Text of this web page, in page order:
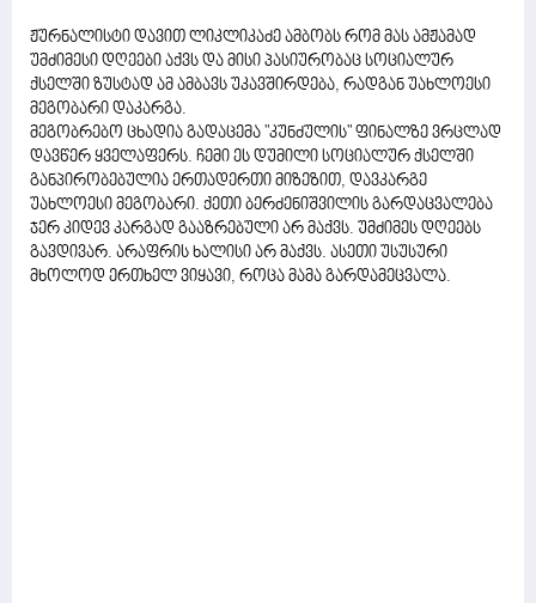
ჟურნალისტი დავით ლიკლიკაძე ამბობს რომ მას ამჟამად
უმძიმესი დღეები აქვს და მისი პასიურობაც სოციალურ
ქსელში ზუსტად ამ ამბავს უკავშირდება, რადგან უახლოესი
მეგობარი დაკარგა.
მეგობრებო ცხადია გადაცემა "კუნძულის" ფინალზე ვრცლად
დავწერ ყველაფერს. ჩემი ეს დუმილი სოციალურ ქსელში
განპირობებულია ერთადერთი მიზეზით, დავკარგე
უახლოესი მეგობარი. ქეთი ბერძენიშვილის გარდაცვალება
ჯერ კიდევ კარგად გააზრებული არ მაქვს. უმძიმეს დღეებს
გავდივარ. არაფრის ხალისი არ მაქვს. ასეთი უსუსური
მხოლოდ ერთხელ ვიყავი, როცა მამა გარდამეცვალა.